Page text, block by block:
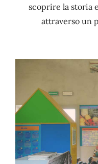
scoprire la storia
attraverso un